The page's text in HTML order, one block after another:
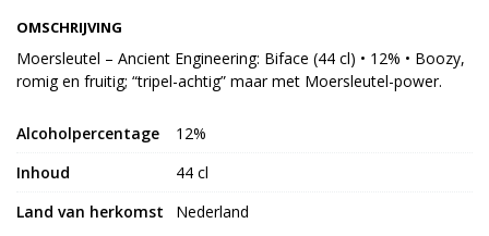
OMSCHRIJVING
Moersleutel – Ancient Engineering: Biface (44 cl) • 12% • Boozy,
romig en fruitig; “tripel-achtig” maar met Moersleutel-power.
Alcoholpercentage
12%
Inhoud
44 cl
Land van herkomst
Nederland